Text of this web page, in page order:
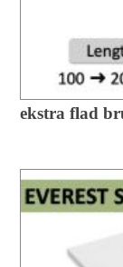
ekstra flad